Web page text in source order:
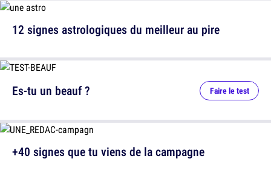
12 signes astrologiques du meilleur au pire
Es-tu un beauf ? Faire le test
+40 signes que tu viens de la campagne